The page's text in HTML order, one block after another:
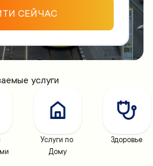
СЕЙЧАС
услуги
Услуги по
Дому
Здоровье